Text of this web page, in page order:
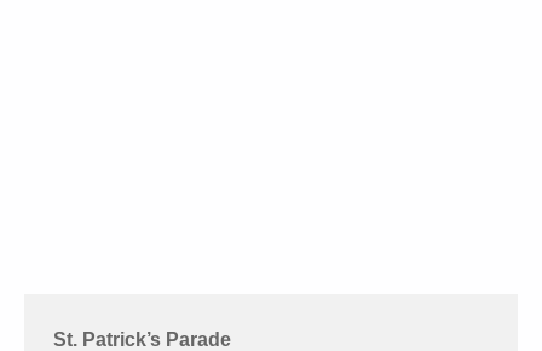
St. Patrick’s Parade